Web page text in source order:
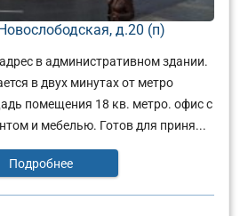
д.20 (п)
в административном здании.
в двух минутах от метро
помещения 18 кв. метро. офис с
и мебелью. Готов для приня...
Подробнее